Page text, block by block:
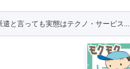
と言っても実態はテクノ・サービス...